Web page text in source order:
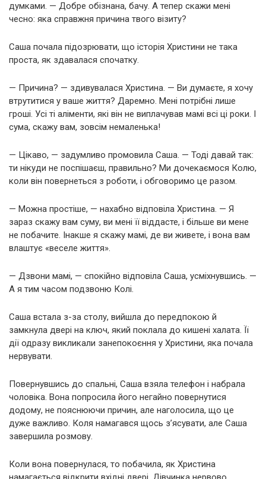
думками. — Добре обізнана, бачу. А тепер скажи мені
чесно: яка справжня причина твого візиту?
Саша почала підозрювати, що історія Христини не така
проста, як здавалася спочатку.
— Причина? — здивувалася Христина. — Ви думаєте, я хочу
втрутитися у ваше життя? Даремно. Мені потрібні лише
гроші. Усі ті аліменти, які він не виплачував мамі всі ці роки. І
сума, скажу вам, зовсім немаленька!
— Цікаво, — задумливо промовила Саша. — Тоді давай так:
ти нікуди не поспішаєш, правильно? Ми дочекаємося Колю,
коли він повернеться з роботи, і обговоримо це разом.
— Можна простіше, — нахабно відповіла Христина. — Я
зараз скажу вам суму, ви мені її віддасте, і більше ви мене
не побачите. Інакше я скажу мамі, де ви живете, і вона вам
влаштує «веселе життя».
— Дзвони мамі, — спокійно відповіла Саша, усміхнувшись. —
А я тим часом подзвоню Колі.
Саша встала з-за столу, вийшла до передпокою й
замкнула двері на ключ, який поклала до кишені халата. Її
дії одразу викликали занепокоєння у Христини, яка почала
нервувати.
Повернувшись до спальні, Саша взяла телефон і набрала
чоловіка. Вона попросила його негайно повернутися
додому, не пояснюючи причин, але наголосила, що це
дуже важливо. Коля намагався щось з’ясувати, але Саша
завершила розмову.
Коли вона повернулася, то побачила, як Христина